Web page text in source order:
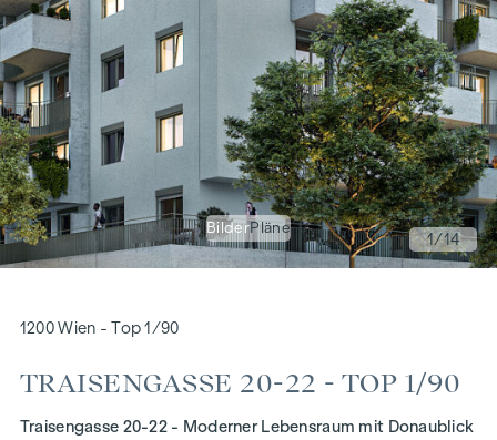
BilderPläne
1/14
1200 Wien - Top 1/90
TRAISENGASSE 20-22 - TOP 1/90
Traisengasse 20-22 - Moderner Lebensraum mit Donaublick